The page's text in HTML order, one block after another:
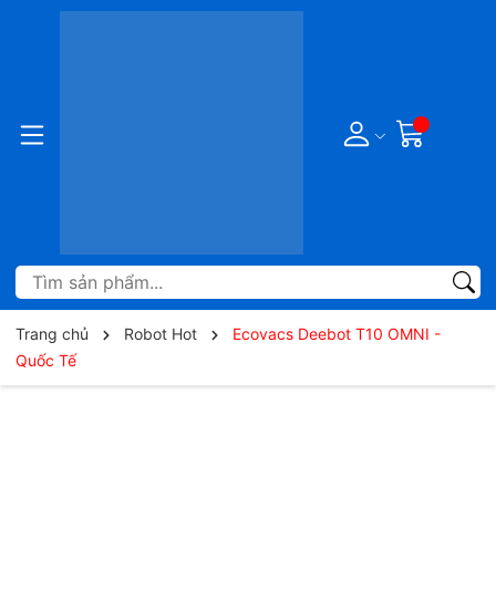
Trang chủ Robot Hot
Ecovacs Deebot T10 OMNI -
Quốc Tế